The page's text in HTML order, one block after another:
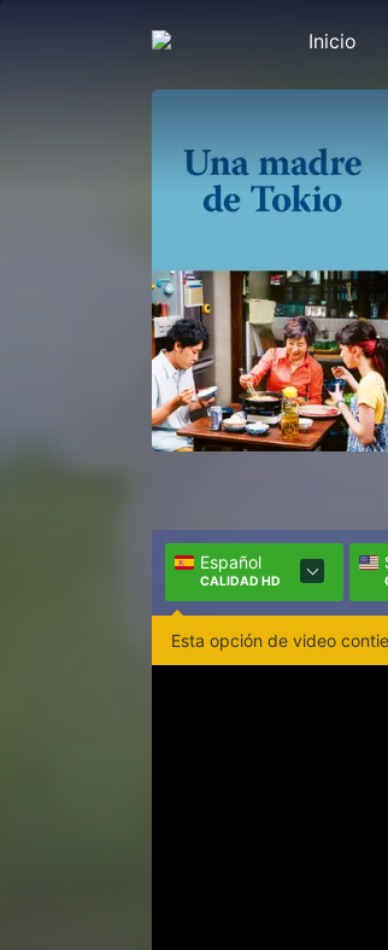
Inicio
Español
CALIDAD HD
Esta opción de video